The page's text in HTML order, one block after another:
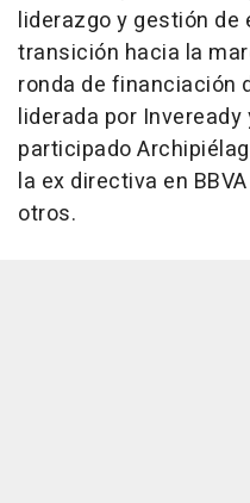
liderazgo y gestión de
transición hacia la
ronda de financiación
liderada por
participado
la ex directiva en
otros.